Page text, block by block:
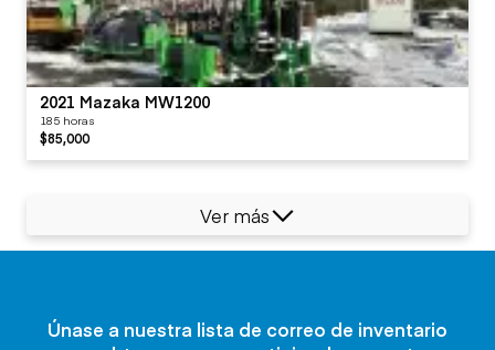
2021 Mazaka MW1200
185 horas
$85,000
Ver más
Únase a nuestra lista de correo de inventario